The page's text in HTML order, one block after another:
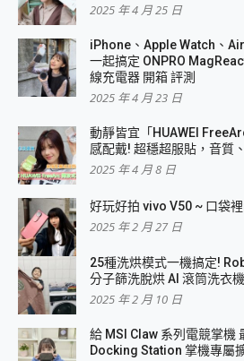
2025 年 4 月 25 日
iPhone、Apple Watch、
一起搞定 ONPRO
線充電器 開箱 評測
2025 年 4 月 23 日
動靜皆宜「HUAWEI
感配戴! 超穩超服貼，音質
2025 年 4 月 8 日
好玩好拍 vivo V50 ~ 口袋
2025 年 2 月 27 日
25種洗烘模式一機搞定!
分子篩洗脫烘 AI 滾筒洗衣機
2025 年 2 月 10 日
給 MSI Claw 系列電競掌機
Docking Station 掌機專屬